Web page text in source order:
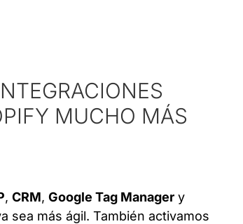
MUCHO MÁS
, CRM, Google Tag Manager y
sea más ágil. También activamos